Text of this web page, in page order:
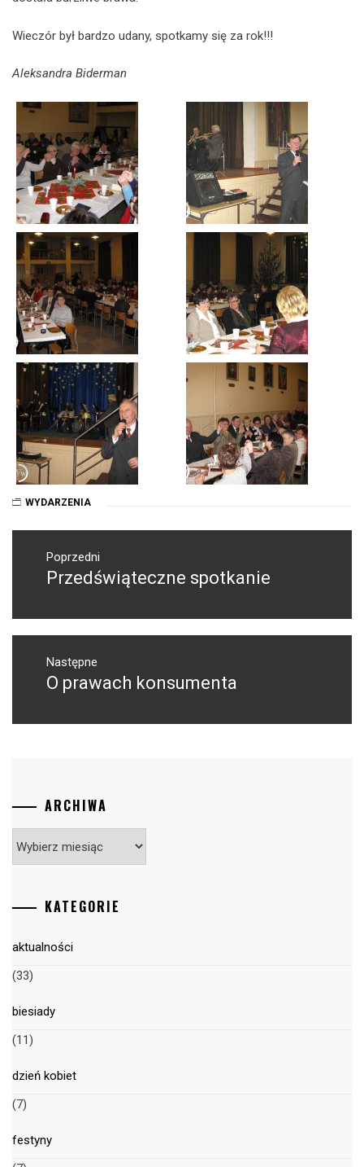
Wieczór był bardzo udany, spotkamy się za rok!!!
Aleksandra Biderman
WYDARZENIA
Nawigacja
wpisuPoprzedni
Poprzedni
Przedświąteczne spotkanie
Następne
Następny
O prawach konsumenta
ARCHIWA
KATEGORIE
aktualności
(33)
biesiady
(11)
dzień kobiet
(7)
festyny